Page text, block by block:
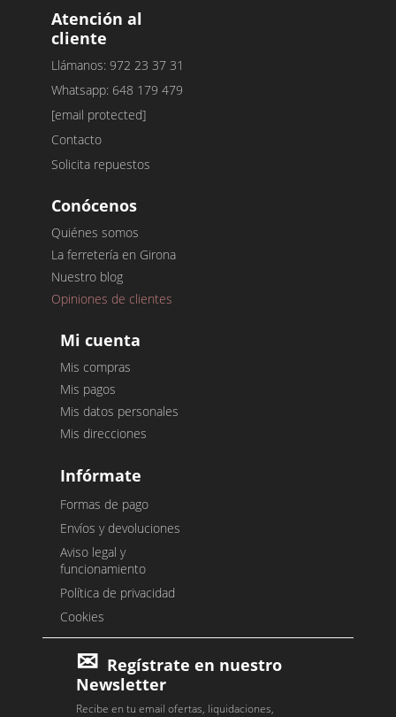
Atención al
cliente
Llámanos: 972 23 37 31
Whatsapp: 648 179 479
[email protected]
Contacto
Solicita repuestos
Conócenos
Quiénes somos
La ferretería en Girona
Nuestro blog
Opiniones de clientes
Mi cuenta
Mis compras
Mis pagos
Mis datos personales
Mis direcciones
Infórmate
Formas de pago
Envíos y devoluciones
Aviso legal y
funcionamiento
Política de privacidad
Cookies
Regístrate en nuestro
Newsletter
Recibe en tu email ofertas, liquidaciones,